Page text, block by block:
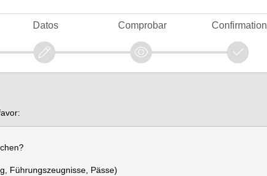
Datos Comprobar Confirmation
Führungszeugnisse, Pässe)